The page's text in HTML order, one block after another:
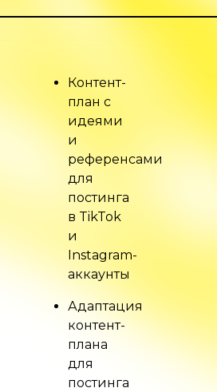
Контент-
план с
идеями
и
референсами
для
постинга
в TikTok
и
Instagram-
аккаунты
Адаптация
контент-
плана
для
постинга